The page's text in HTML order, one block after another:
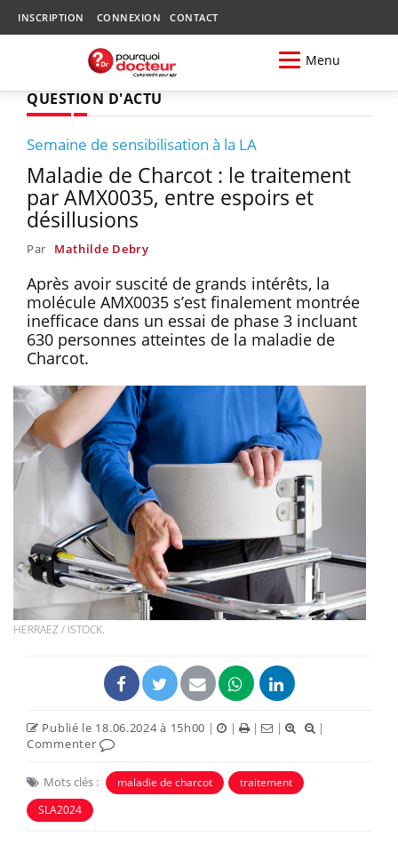
INSCRIPTION CONNEXION CONTACT
Menu
QUESTION D'ACTU
Semaine de sensibilisation à la LA
Maladie de Charcot : le traitement
par AMX0035, entre espoirs et
désillusions
Par Mathilde Debry
Après avoir suscité de grands intérêts, la
molécule AMX0035 s’est finalement montrée
inefficace dans un essai de phase 3 incluant
630 personnes atteintes de la maladie de
Charcot.
HERRAEZ / ISTOCK.
Publié le 18.06.2024 à 15h00 | | | |
|
Commenter
Mots clés : maladie de charcot
traitement
SLA2024